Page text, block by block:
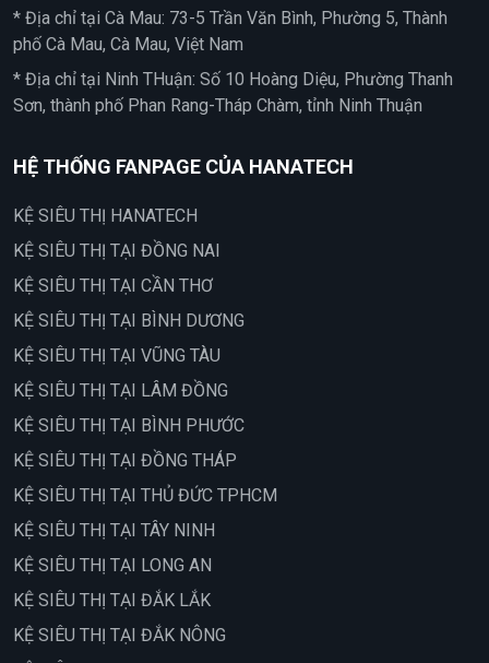
* Địa chỉ tại Cà Mau: 73-5 Trần Văn Bình, Phường 5, Thành
phố Cà Mau, Cà Mau, Việt Nam
* Địa chỉ tại Ninh THuận: Số 10 Hoàng Diệu, Phường Thanh
Sơn, thành phố Phan Rang-Tháp Chàm, tỉnh Ninh Thuận
HỆ THỐNG FANPAGE CỦA HANATECH
KỆ SIÊU THỊ HANATECH
KỆ SIÊU THỊ TẠI ĐỒNG NAI
KỆ SIÊU THỊ TẠI CẦN THƠ
KỆ SIÊU THỊ TẠI BÌNH DƯƠNG
KỆ SIÊU THỊ TẠI VŨNG TÀU
KỆ SIÊU THỊ TẠI LÂM ĐỒNG
KỆ SIÊU THỊ TẠI BÌNH PHƯỚC
KỆ SIÊU THỊ TẠI ĐỒNG THÁP
KỆ SIÊU THỊ TẠI THỦ ĐỨC TPHCM
KỆ SIÊU THỊ TẠI TÂY NINH
KỆ SIÊU THỊ TẠI LONG AN
KỆ SIÊU THỊ TẠI ĐẮK LẮK
KỆ SIÊU THỊ TẠI ĐẮK NÔNG